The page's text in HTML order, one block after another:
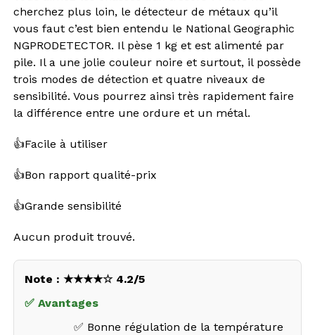
cherchez plus loin, le détecteur de métaux qu’il
vous faut c’est bien entendu le National Geographic
NGPRODETECTOR. Il pèse 1 kg et est alimenté par
pile. Il a une jolie couleur noire et surtout, il possède
trois modes de détection et quatre niveaux de
sensibilité. Vous pourrez ainsi très rapidement faire
la différence entre une ordure et un métal.
👍Facile à utiliser
👍Bon rapport qualité-prix
👍Grande sensibilité
Aucun produit trouvé.
Note : ★★★★☆ 4.2/5
✅ Avantages
✅ Bonne régulation de la température